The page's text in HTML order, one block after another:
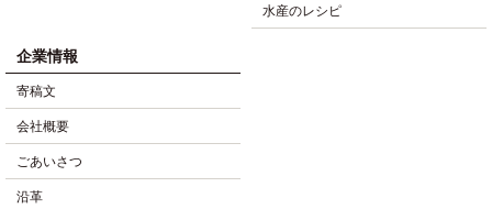
水産のレシピ
企業情報
寄稿文
会社概要
ごあいさつ
沿革